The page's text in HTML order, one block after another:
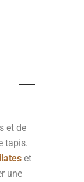
et de
tapis.
et
une